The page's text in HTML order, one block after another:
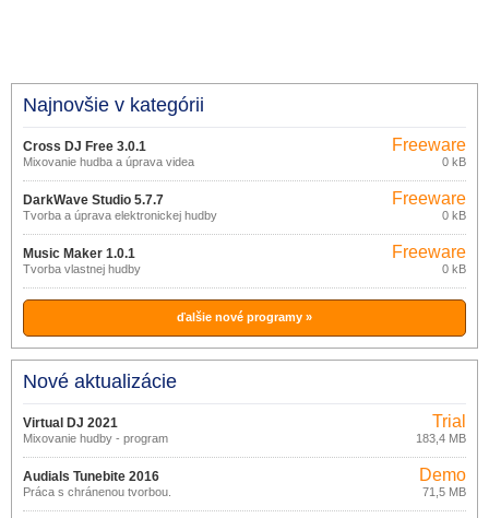
Najnovšie v kategórii
Cross DJ Free 3.0.1
Mixovanie hudba a úprava videa
Freeware
0 kB
DarkWave Studio 5.7.7
Tvorba a úprava elektronickej hudby
Freeware
0 kB
Music Maker 1.0.1
Tvorba vlastnej hudby
Freeware
0 kB
ďalšie nové programy »
Nové aktualizácie
Virtual DJ 2021
Mixovanie hudby - program
Trial
183,4 MB
Audials Tunebite 2016
14.0.51000.000
Práca s chránenou tvorbou.
Demo
71,5 MB